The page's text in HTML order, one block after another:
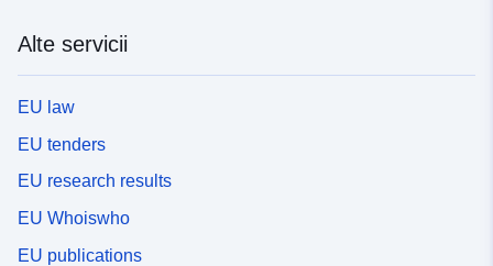
Alte servicii
EU law
EU tenders
EU research results
EU Whoiswho
EU publications